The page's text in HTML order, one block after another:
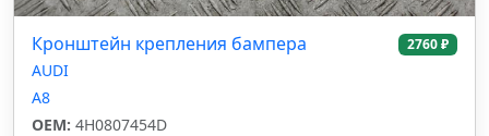
Кронштейн крепления бампера 2760 ₽
AUDI
A8
OEM: 4H0807454D